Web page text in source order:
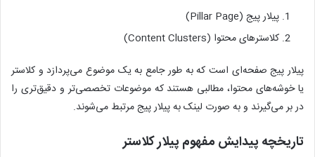
پیلار پیج (Pillar Page)
کلاسترهای محتوا (Content Clusters)
پیلار پیج صفحه‌ای است که به طور جامع به یک موضوع می‌پردازد و کلاستر
یا خوشه‌های محتوا، مطالبی هستند که موضوعات تخصصی‌تر و دقیق‌تری را
در بر می‌گیرند و به صورت لینک به پیلار پیج مرتبط می‌شوند.
تاریخچه پیدایش مفهوم پیلار کلاستر